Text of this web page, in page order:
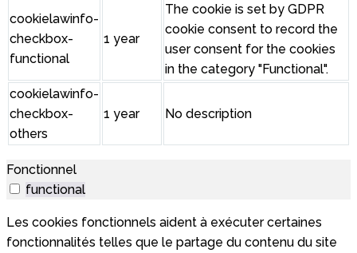
cookielawinfo-
checkbox-
functional
1 year
The cookie is set by GDPR
cookie consent to record the
user consent for the cookies
in the category "Functional".
cookielawinfo-
checkbox-
others
1 year No description
Fonctionnel
functional
Les cookies fonctionnels aident à exécuter certaines
fonctionnalités telles que le partage du contenu du site